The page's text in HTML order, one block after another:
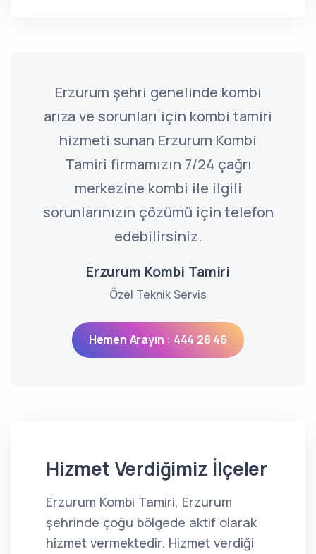
Erzurum şehri genelinde kombi
arıza ve sorunları için kombi tamiri
hizmeti sunan Erzurum Kombi
Tamiri firmamızın 7/24 çağrı
merkezine kombi ile ilgili
sorunlarınızın çözümü için telefon
edebilirsiniz.
Erzurum Kombi Tamiri
Özel Teknik Servis
Hemen Arayın : 444 28 46
Hizmet Verdiğimiz İlçeler
Erzurum Kombi Tamiri, Erzurum
şehrinde çoğu bölgede aktif olarak
hizmet vermektedir. Hizmet verdiği